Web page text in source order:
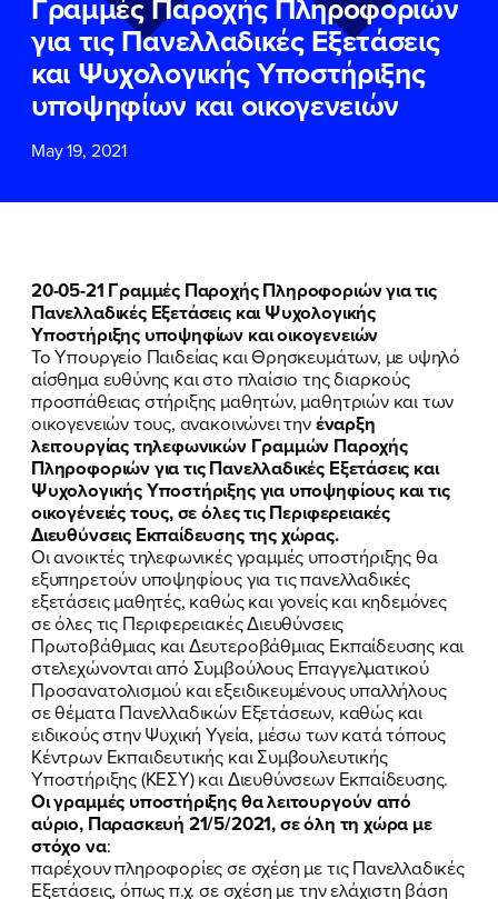
για τις Πανελλαδικές Εξετάσεις
και Ψυχολογικής Υποστήριξης
υποψηφίων και οικογενειών
May 19, 2021
20-05-21 Γραμμές Παροχής Πληροφοριών για τις
Πανελλαδικές Εξετάσεις και Ψυχολογικής
Υποστήριξης υποψηφίων και οικογενειών
Το Υπουργείο Παιδείας και Θρησκευμάτων, με υψηλό
αίσθημα ευθύνης και στο πλαίσιο της διαρκούς
προσπάθειας στήριξης μαθητών, μαθητριών και των
οικογενειών τους, ανακοινώνει τηνέναρξη
λειτουργίας τηλεφωνικών Γραμμών Παροχής
Πληροφοριών για τις Πανελλαδικές Εξετάσεις και
Ψυχολογικής Υποστήριξης για υποψηφίους και τις
οικογένειές τους, σε όλες τις Περιφερειακές
Διευθύνσεις Εκπαίδευσης της χώρας.
Οι ανοικτές τηλεφωνικές γραμμές υποστήριξης θα
εξυπηρετούν υποψηφίους για τις πανελλαδικές
εξετάσεις μαθητές, καθώς και γονείς και κηδεμόνες
σε όλες τις Περιφερειακές Διευθύνσεις
Πρωτοβάθμιας και Δευτεροβάθμιας Εκπαίδευσης και
στελεχώνονται από Συμβούλους Επαγγελματικού
Προσανατολισμού και εξειδικευμένους υπαλλήλους
σε θέματα Πανελλαδικών Εξετάσεων, καθώς και
ειδικούς στην Ψυχική Υγεία, μέσω των κατά τόπους
Κέντρων Εκπαιδευτικής και Συμβουλευτικής
Υποστήριξης (ΚΕΣΥ) και Διευθύνσεων Εκπαίδευσης.
Οι γραμμές υποστήριξης θα λειτουργούν από
αύριο, Παρασκευή 21/5/2021, σε όλη τη χώρα με
στόχο να:
παρέχουν πληροφορίες σε σχέση με τις Πανελλαδικές
Εξετάσεις, όπως π.χ. σε σχέση με την ελάχιστη βάση
ΕΠΙΘΕΤΟ*
ΤΗΛΕΦΩΝΟ*
Δεδομένων
και τους τους
Όρους
Χρήσηςτου δικτυακού τόπου του
Πολιτικού Γραφείου της Βουλευτού
Νίκης Κεραμέως
ΥΠΟΒΟΛΗ
ΕΠΙΘΕΤΟ*
ΤΗΛΕΦΩΝΟ
Δεδομένων
και τους τους
Όρους
Χρήσηςτου δικτυακού τόπου του
Πολιτικού Γραφείου της Βουλευτού
Νίκης Κεραμέως
ΥΠΟΒΟΛΗ